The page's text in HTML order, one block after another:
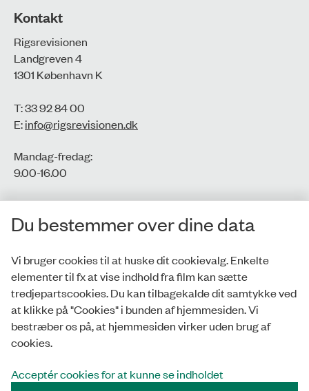
Kontakt
Rigsrevisionen
Landgreven 4
1301 København K
T: 33 92 84 00
E:info@rigsrevisionen.dk
Mandag-fredag:
9.00-16.00​
CVR-nr.: 77806113
EAN-nr.: 5798000016002
Privatlivspolitik
Whistleblowerordning
Tilgængelighedserklæring
Du bestemmer over dine data
Vi bruger cookies til at huske dit cookievalg. Enkelte
elementer til fx at vise indhold fra film kan sætte
tredjepartscookies. Du kan tilbagekalde dit samtykke ved
at klikke på "Cookies" i bunden af hjemmesiden. Vi
bestræber os på, at hjemmesiden virker uden brug af
cookies.
Acceptér cookies for at kunne se indholdet